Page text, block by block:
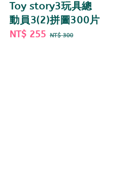
Toy story3玩具總
動員3(2)拼圖300片
Sale
NT$ 255 Regular
NT$ 300